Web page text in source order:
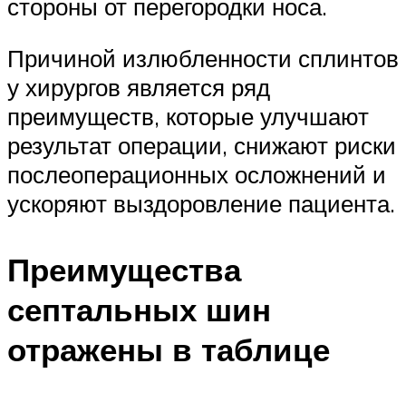
стороны от перегородки носа.
Причиной излюбленности сплинтов
у хирургов является ряд
преимуществ, которые улучшают
результат операции, снижают риски
послеоперационных осложнений и
ускоряют выздоровление пациента.
Преимущества
септальных шин
отражены в таблице